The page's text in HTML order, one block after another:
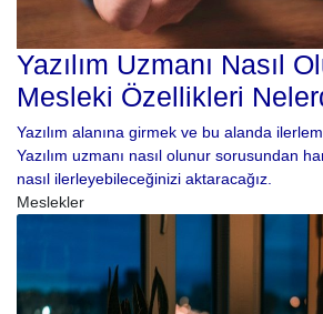
Yazılım Uzmanı Nasıl
Mesleki Özellikleri
Yazılım alanına girmek ve bu alanda
Yazılım uzmanı nasıl olunur sorusundan
nasıl ilerleyebileceğinizi aktaracağız.
Meslekler